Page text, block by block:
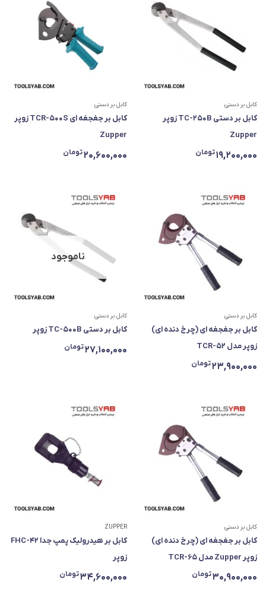
کابل بر دستی
کابل بر دستی TC-250B زوپر
Zupper
19,200,000تومان
کابل بر دستی
کابل بر جغجغه ای TCR-500S زوپر
Zupper
20,600,000تومان
کابل بر دستی
کابل بر جغجغه ای (چرخ دنده ای)
زوپر مدل TCR-52
23,900,000تومان
ناموجود
کابل بر دستی
کابل بر دستی TC-500B زوپر
27,100,000تومان
کابل بر دستی
کابل بر جغجغه ای (چرخ دنده ای)
زوپر Zupper مدل TCR-65
30,900,000تومان
ZUPPER
کابل بر هیدرولیک پمپ جدا FHC-42
زوپر
34,600,000تومان